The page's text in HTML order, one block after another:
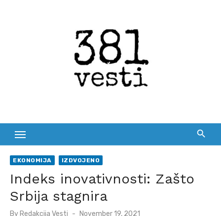
EKONOMIJA IZDVOJENO
Indeks inovativnosti: Zašto
Srbija stagnira
By Redakcija Vesti
Posted
November 19, 2021